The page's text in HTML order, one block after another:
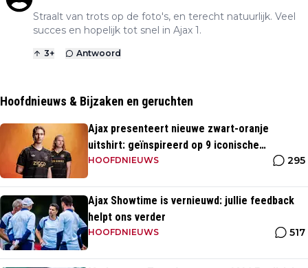
Straalt van trots op de foto's, en terecht natuurlijk. Veel
succes en hopelijk tot snel in Ajax 1.
3+ Antwoord
Hoofdnieuws & Bijzaken en geruchten
Ajax presenteert nieuwe zwart-oranje
uitshirt: geïnspireerd op 9 iconische
momenten uit clubhistorie
HOOFDNIEUWS 295
Ajax Showtime is vernieuwd: jullie feedback
helpt ons verder
HOOFDNIEUWS 517